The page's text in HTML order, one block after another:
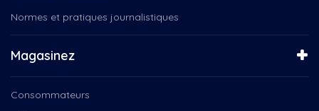
Normes et pratiques journalistiques
Magasinez
Consommateurs